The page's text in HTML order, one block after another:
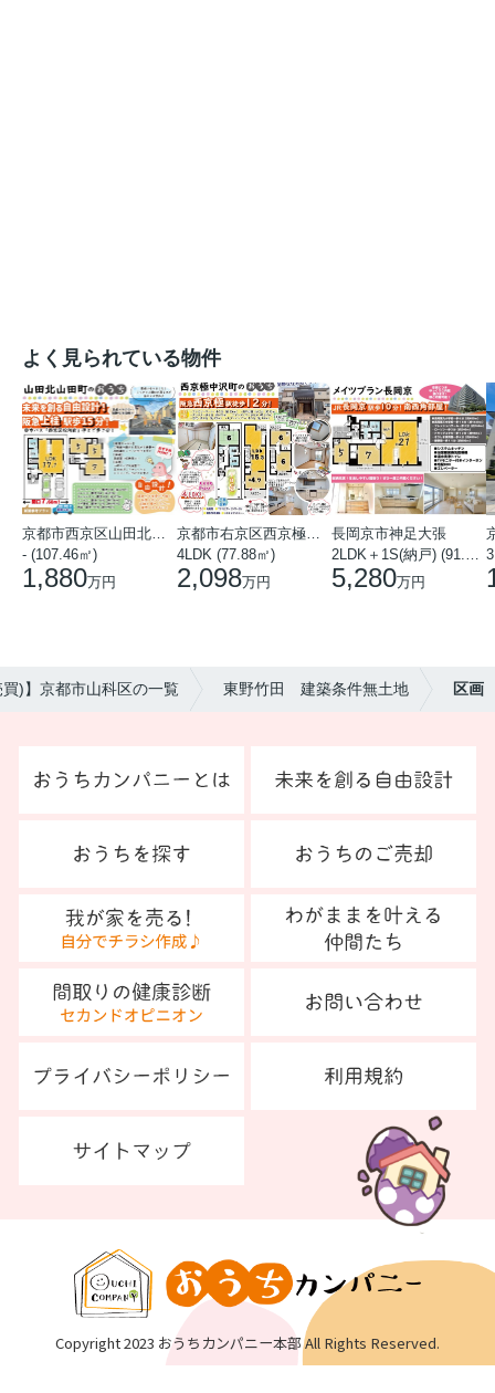
よく見られている物件
- (107.46㎡)
1,880万円
4LDK (77.88㎡)
2,098万円
長岡京市神足大張
5,280万円
)】京都市山科区の一覧 東野竹田 建築条件無土地 区画
Copyright 2023 おうちカンパニー本部 All Rights Reserved.